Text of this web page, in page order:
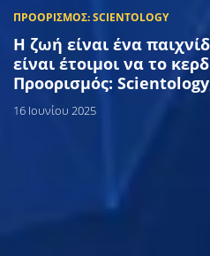
Η ζωή είναι ένα
είναι έτοιμοι να το
Προορισμός:
16 Ιουνίου 2025